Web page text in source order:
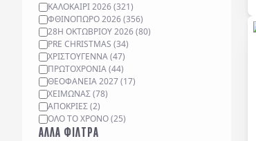
ΟΛΟ ΤΟ ΧΡΟΝΟ(25)
ΑΠΟΚΡΙΕΣ(2)
ΧΕΙΜΩΝΑΣ(78)
ΘΕΟΦΑΝΕΙΑ 2027(17)
ΠΡΩΤΟΧΡΟΝΙΑ(44)
ΧΡΙΣΤΟΥΓΕΝΝΑ(47)
PRE CHRISTMAS (34)
28Η ΟΚΤΩΒΡΙΟΥ 2026(80)
ΦΘΙΝΟΠΩΡΟ 2026(356)
ΚΑΛΟΚΑΙΡΙ 2026(321)
ΑΛΛΑ ΦΙΛΤΡΑ